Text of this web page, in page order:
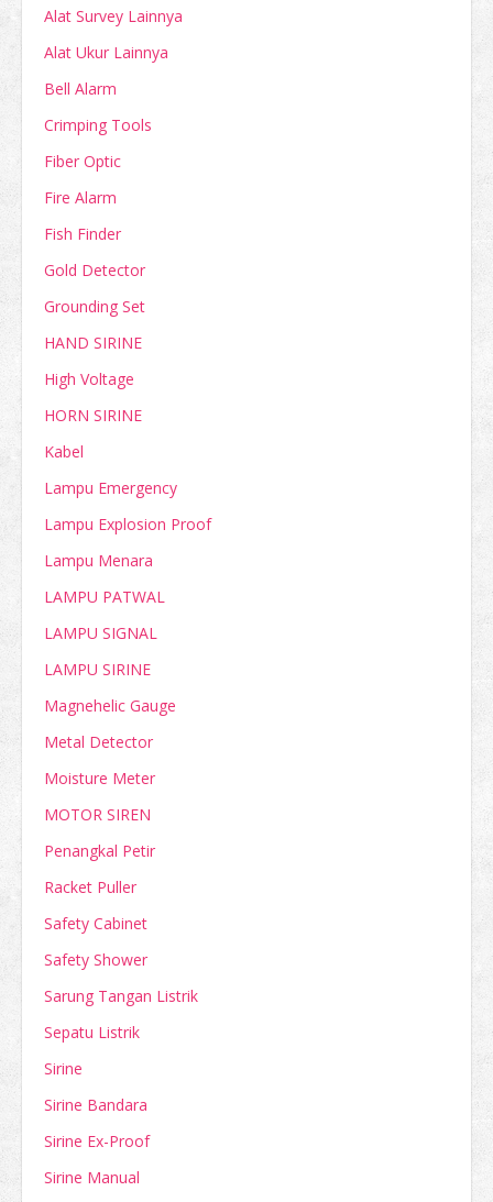
Alat Survey Lainnya
Alat Ukur Lainnya
Bell Alarm
Crimping Tools
Fiber Optic
Fire Alarm
Fish Finder
Gold Detector
Grounding Set
HAND SIRINE
High Voltage
HORN SIRINE
Kabel
Lampu Emergency
Lampu Explosion Proof
Lampu Menara
LAMPU PATWAL
LAMPU SIGNAL
LAMPU SIRINE
Magnehelic Gauge
Metal Detector
Moisture Meter
MOTOR SIREN
Penangkal Petir
Racket Puller
Safety Cabinet
Safety Shower
Sarung Tangan Listrik
Sepatu Listrik
Sirine
Sirine Bandara
Sirine Ex-Proof
Sirine Manual